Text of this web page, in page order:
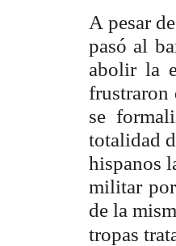
A pesar
pasó al
abolir la
se
totalidad
hispanos
militar
de la
tropas